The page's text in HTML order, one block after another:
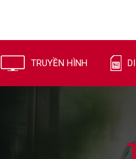
TRUYỀN HÌNH